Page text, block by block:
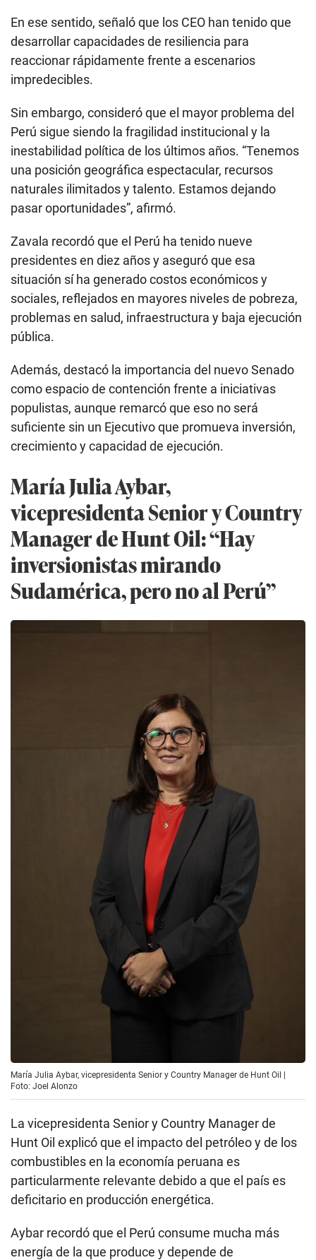
En ese sentido, señaló que los CEO han tenido que
desarrollar capacidades de resiliencia para
reaccionar rápidamente frente a escenarios
impredecibles.
Sin embargo, consideró que el mayor problema del
Perú sigue siendo la fragilidad institucional y la
inestabilidad política de los últimos años. “Tenemos
una posición geográfica espectacular, recursos
naturales ilimitados y talento. Estamos dejando
pasar oportunidades”, afirmó.
Zavala recordó que el Perú ha tenido nueve
presidentes en diez años y aseguró que esa
situación sí ha generado costos económicos y
sociales, reflejados en mayores niveles de pobreza,
problemas en salud, infraestructura y baja ejecución
pública.
Además, destacó la importancia del nuevo Senado
como espacio de contención frente a iniciativas
populistas, aunque remarcó que eso no será
suficiente sin un Ejecutivo que promueva inversión,
crecimiento y capacidad de ejecución.
María Julia Aybar,
vicepresidenta Senior y Country
Manager de Hunt Oil: “Hay
inversionistas mirando
Sudamérica, pero no al Perú”
María Julia Aybar, vicepresidenta Senior y Country Manager de Hunt Oil |
Foto: Joel Alonzo
La vicepresidenta Senior y Country Manager de
Hunt Oil explicó que el impacto del petróleo y de los
combustibles en la economía peruana es
particularmente relevante debido a que el país es
deficitario en producción energética.
Aybar recordó que el Perú consume mucha más
energía de la que produce y depende de